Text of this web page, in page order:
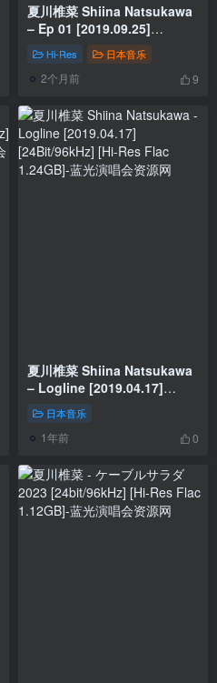
夏川椎菜 Shiina Natsukawa
– Ep 01 [2019.09.25]
[24Bit/96kHz] [Hi-Res Flac
461MB]
Hi-Res 日本音乐
2个月前 9
夏川椎菜 Shiina Natsukawa
– Logline [2019.04.17]
[24Bit/96kHz] [Hi-Res Flac
1.24GB]
日本音乐
1年前 0